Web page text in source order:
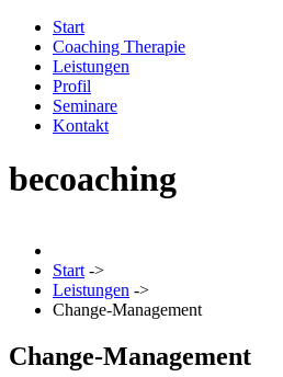
Start
Coaching Therapie
Leistungen
Profil
Seminare
Kontakt
becoaching
Start ->
Leistungen ->
Change-Management
Change-Management